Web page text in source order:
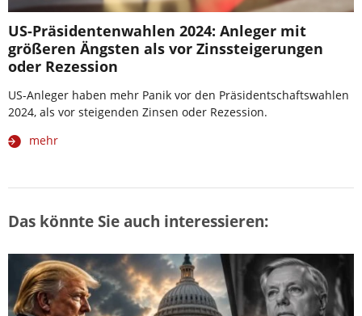
US-Präsidentenwahlen 2024: Anleger mit
größeren Ängsten als vor Zinssteigerungen
oder Rezession
US-Anleger haben mehr Panik vor den Präsidentschaftswahlen
2024, als vor steigenden Zinsen oder Rezession.
mehr
Das könnte Sie auch interessieren: